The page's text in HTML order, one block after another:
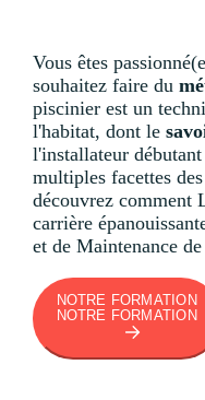
Vous êtes
souhaitez faire du
piscinier est un
l'habitat, dont le
l'installateur
multiples facettes des
découvrez comment
carrière
et de Maintenance
NOTRE FORMATION
NOTRE FORMATION